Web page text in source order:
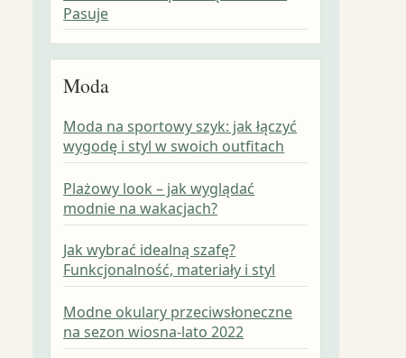
Pasuje
Moda
Moda na sportowy szyk: jak łączyć
wygodę i styl w swoich outfitach
Plażowy look – jak wyglądać
modnie na wakacjach?
Jak wybrać idealną szafę?
Funkcjonalność, materiały i styl
Modne okulary przeciwsłoneczne
na sezon wiosna-lato 2022